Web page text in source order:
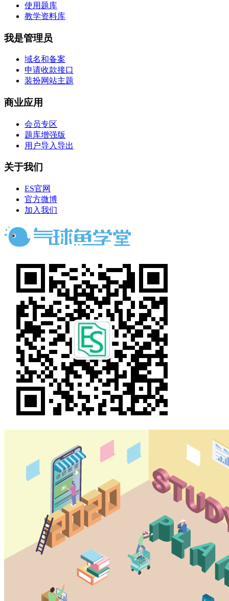
使用题库
教学资料库
我是管理员
域名和备案
申请收款接口
装扮网站主题
商业应用
会员专区
题库增强版
用户导入导出
关于我们
ES官网
官方微博
加入我们